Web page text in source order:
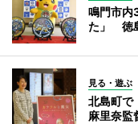
鳴門市内
た」 徳
見る・遊ぶ
北島町で
麻里奈監